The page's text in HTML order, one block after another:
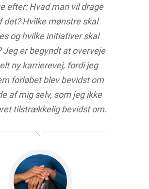
efter: Hvad man vil drage
det? Hvilke mønstre skal
og hvilke initiativer skal
Jeg er begyndt at overveje
ny karrierevej, fordi jeg
forløbet blev bevidst om
af mig selv, som jeg ikke
tilstrækkelig bevidst om.